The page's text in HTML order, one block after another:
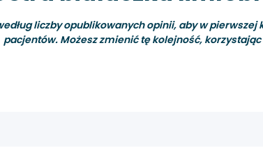
liczby opublikowanych opinii, aby w
pacjentów. Możesz zmienić tę kolejność,